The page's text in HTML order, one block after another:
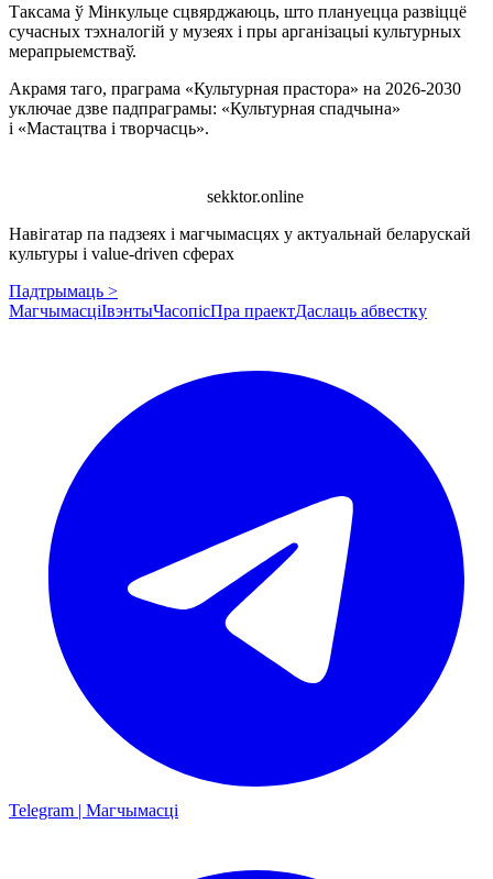
Таксама ў Мінкульце сцвярджаюць, што плануецца развіццё
сучасных тэхналогій у музеях і пры арганізацыі культурных
мерапрыемстваў.
Акрамя таго, праграма «Культурная прастора» на 2026-2030
уключае дзве падпраграмы: «Культурная спадчына»
і «Мастацтва і творчасць».
sekktor.online
Навігатар па падзеях і магчымасцях у актуальнай беларускай
культуры і value-driven сферах
Падтрымаць >
МагчымасціІвэнтыЧасопісПра праектДаслаць абвестку
Telegram | Магчымасці